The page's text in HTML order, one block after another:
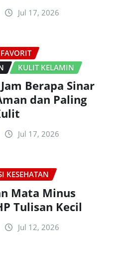
Jul 17, 2026
FAVORIT
KULIT KELAMIN
Berapa Sinar
dan Paling
Jul 17, 2026
KESEHATAN
Mata Minus
Tulisan Kecil
Jul 12, 2026